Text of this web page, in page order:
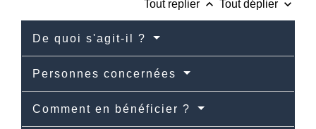
Tout replier keyboard_arrow_up Tout déplier keyboard_arrow_down
De quoi s'agit-il ?
Personnes concernées
Comment en bénéficier ?